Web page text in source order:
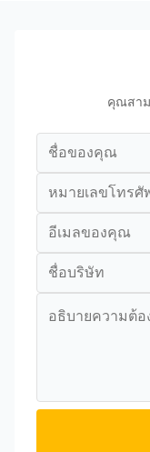
คุณสาม